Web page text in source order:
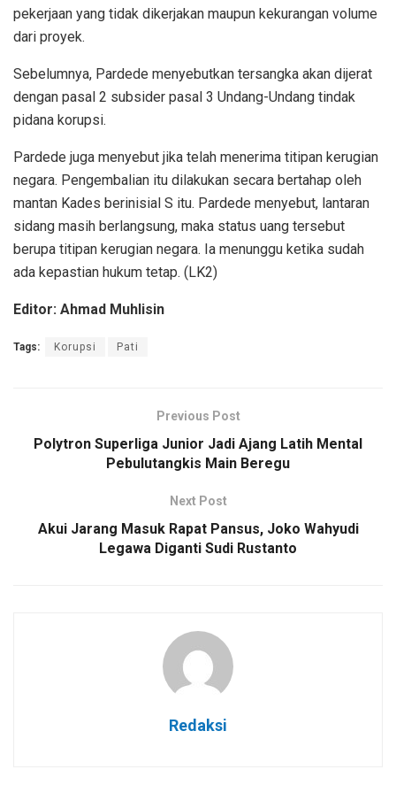
pekerjaan yang tidak dikerjakan maupun kekurangan volume
dari proyek.
Sebelumnya, Pardede menyebutkan tersangka akan dijerat
dengan pasal 2 subsider pasal 3 Undang-Undang tindak
pidana korupsi.
Pardede juga menyebut jika telah menerima titipan kerugian
negara. Pengembalian itu dilakukan secara bertahap oleh
mantan Kades berinisial S itu. Pardede menyebut, lantaran
sidang masih berlangsung, maka status uang tersebut
berupa titipan kerugian negara. Ia menunggu ketika sudah
ada kepastian hukum tetap. (LK2)
Editor: Ahmad Muhlisin
Tags: Korupsi Pati
Previous Post
Polytron Superliga Junior Jadi Ajang Latih Mental
Pebulutangkis Main Beregu
Next Post
Akui Jarang Masuk Rapat Pansus, Joko Wahyudi
Legawa Diganti Sudi Rustanto
Redaksi